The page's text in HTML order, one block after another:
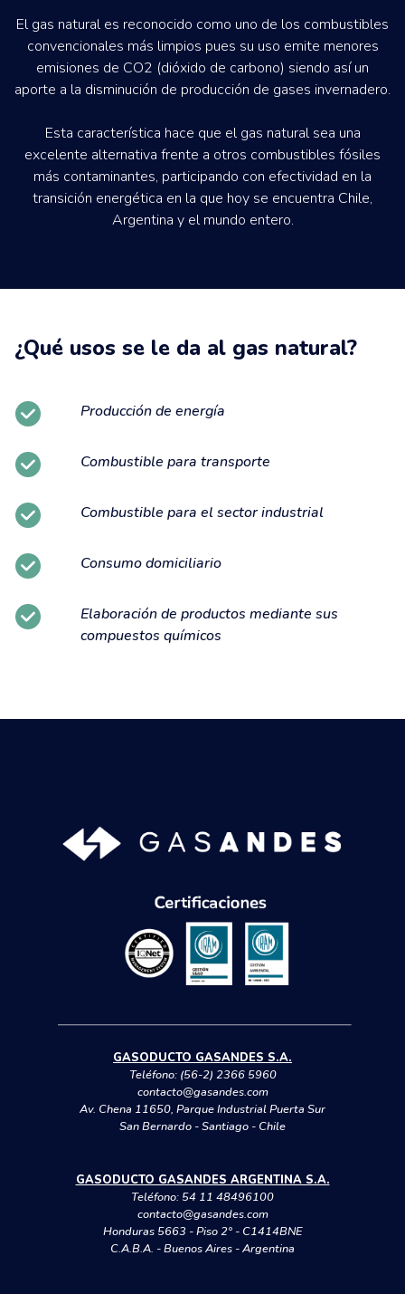
El gas natural es ​reconocido como uno de los combustibles
convencionales más limpios pues su uso emite menores
emisiones de CO2 (dióxido de carbono) siendo así un
aporte a la disminución de producción de gases invernadero.
Esta característica hace que el gas natural sea una
excelente alternativa frente a otros combustibles fósiles
más contaminantes, participando con efectividad en la
transición energética en la que hoy se encuentra Chile,
Argentina y el mundo entero.
¿Qué usos se le da al gas natural?
Producción de energía
Combustible para transporte
Combustible para el sector industrial
Consumo domiciliario
Elaboración de productos mediante sus
compuestos químicos
GASODUCTO GASANDES S.A.
Teléfono: (56-2) 2366 5960
contacto@gasandes.com
Av. Chena 11650, Parque Industrial Puerta Sur
San Bernardo - Santiago - Chile
GASODUCTO GASANDES ARGENTINA S.A.
Teléfono: 54 11 48496100
contacto@gasandes.com
Honduras 5663 - Piso 2° - C1414BNE
C.A.B.A. - Buenos Aires - Argentina